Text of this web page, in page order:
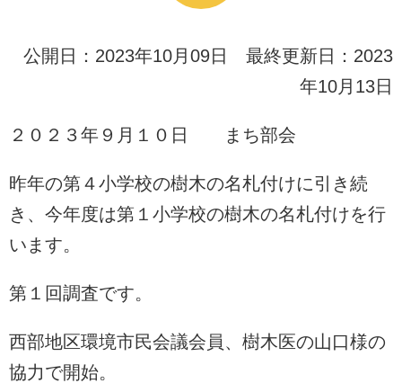
公開日：2023年10月09日 最終更新日：2023
年10月13日
２０２３年９月１０日 まち部会
昨年の第４小学校の樹木の名札付けに引き続
き、今年度は第１小学校の樹木の名札付けを行
います。
第１回調査です。
西部地区環境市民会議会員、樹木医の山口様の
協力で開始。